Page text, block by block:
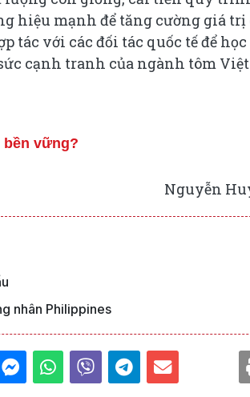
hiệu mạnh để tăng cường giá trị
tác với các đối tác quốc tế để
cạnh tranh của ngành tôm Việt
bền vững?
Nguyễn
nhân Philippines